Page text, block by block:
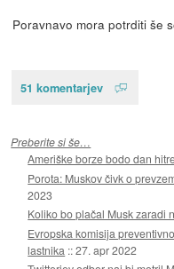
Poravnavo mora potrditi še
51 komentarjev
Preberite si še…
Ameriške borze bodo dan
Porota: Muskov čivk o
2023
Koliko bo plačal Musk zaradi
Evropska komisija
lastnika ::27. apr 2022